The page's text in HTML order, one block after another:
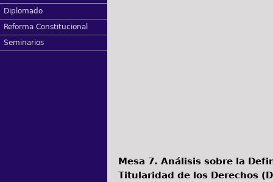
Diplomado
Reforma Constitucional
Seminarios
Mesa 7. Análisis sobre la
Titularidad de los Derechos